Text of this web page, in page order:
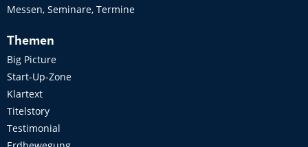
Messen, Seminare, Termine
Themen
Big Picture
Start-Up-Zone
Klartext
Titelstory
Testimonial